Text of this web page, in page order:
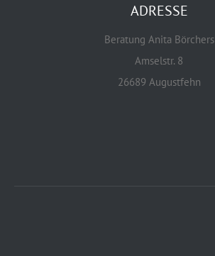
ADRESSE
Beratung Anita Börchers
Amselstr. 8
26689 Augustfehn